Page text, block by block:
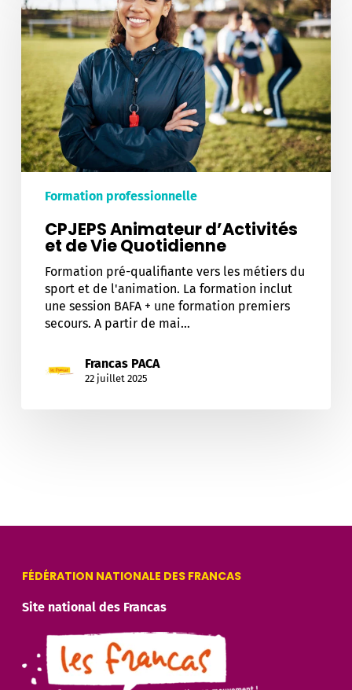
d’Activités
et
de
Quotidienne
Formation professionnelle
CPJEPS Animateur d’Activités
et de Vie Quotidienne
Formation pré-qualifiante vers les métiers du
sport et de l'animation. La formation inclut
une session BAFA + une formation premiers
secours. A partir de mai…
Francas PACA
22 juillet 2025
FÉDÉRATION NATIONALE DES FRANCAS
Site national des Francas